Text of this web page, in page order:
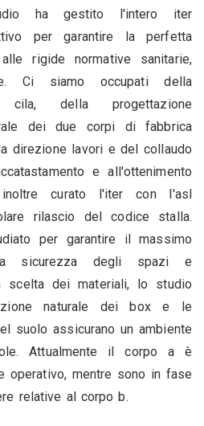
ha gestito l'intero iter
per garantire la perfetta
rigide normative sanitarie,
Ci siamo occupati della
cila, della progettazione
dei due corpi di fabbrica
direzione lavori e del collaudo
e all'ottenimento
curato l'iter con l'asl
rilascio del codice stalla.
per garantire il massimo
la sicurezza degli spazi e
scelta dei materiali, lo studio
naturale dei box e le
suolo assicurano un ambiente
Attualmente il corpo a è
operativo, mentre sono in fase
relative al corpo b.